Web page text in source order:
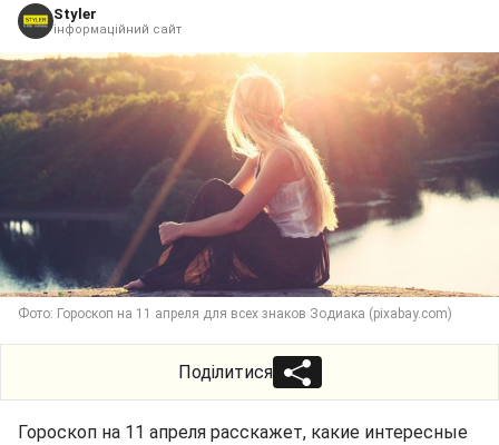
Styler
інформаційний сайт
Фото: Гороскоп на 11 апреля для всех знаков Зодиака (pixabay.com)
Поділитися
Гороскоп на 11 апреля расскажет, какие интересные